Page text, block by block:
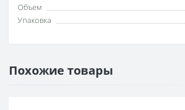
Объем
Упаковка
Похожие товары